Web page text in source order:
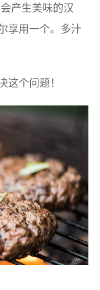
产生美味的汉
享用一个。多汁
这个问题！